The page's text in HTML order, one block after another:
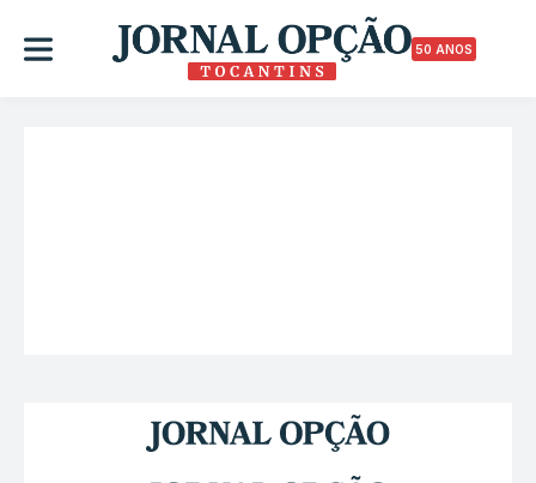
50 ANOS